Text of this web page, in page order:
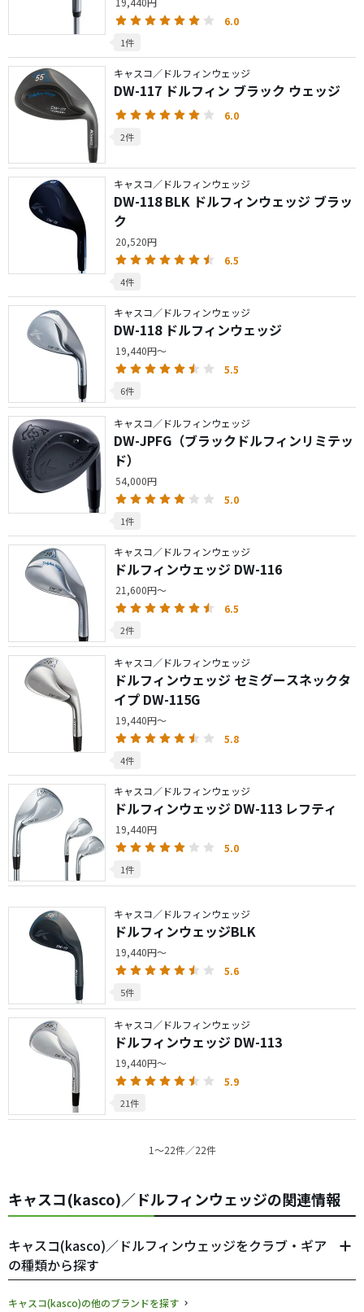
6.0
1件
キャスコ／ドルフィンウェッジ
DW-117 ドルフィン ブラック ウェッジ
6.0
2件
キャスコ／ドルフィンウェッジ
DW-118 BLK ドルフィンウェッジ ブラッ
ク
20,520円
6.5
4件
キャスコ／ドルフィンウェッジ
DW-118 ドルフィンウェッジ
19,440円～
5.5
6件
キャスコ／ドルフィンウェッジ
DW-JPFG（ブラックドルフィンリミテッ
ド）
54,000円
5.0
1件
キャスコ／ドルフィンウェッジ
ドルフィンウェッジ DW-116
21,600円～
6.5
2件
キャスコ／ドルフィンウェッジ
ドルフィンウェッジ セミグースネックタ
イプ DW-115G
19,440円～
5.8
4件
キャスコ／ドルフィンウェッジ
ドルフィンウェッジ DW-113 レフティ
19,440円
5.0
1件
キャスコ／ドルフィンウェッジ
ドルフィンウェッジBLK
19,440円～
5.6
5件
キャスコ／ドルフィンウェッジ
ドルフィンウェッジ DW-113
19,440円～
5.9
21件
1〜22件／22件
キャスコ(kasco)／ドルフィンウェッジの関連情報
キャスコ(kasco)／ドルフィンウェッジをクラブ・ギア
の種類から探す
キャスコ(kasco)の他のブランドを探す